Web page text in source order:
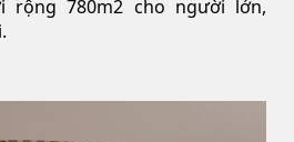
rộng 780m2 cho người lớn,